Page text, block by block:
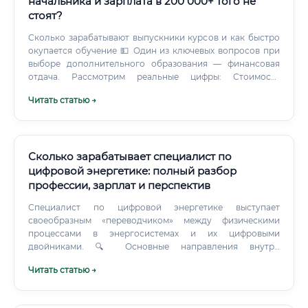
стоят?
Сколько зарабатывают выпускники курсов и как быстро
окупается обучение 💵 Один из ключевых вопросов при
выборе дополнительного образования — финансовая
отдача. Рассмотрим реальные цифры: Стоимость
Предположим, специалист вложил 80 000 ₽ в курсы
Читать статью →
Сколько зарабатывает специалист по
цифровой энергетике: полный разбор
профессии, зарплат и перспектив
Специалист по цифровой энергетике выступает
своеобразным «переводчиком» между физическими
процессами в энергосистемах и их цифровыми
двойниками. 🔍 Основные направления внутри
эксплуатация интеллектуальных электросетей Цифровые
Читать статью →